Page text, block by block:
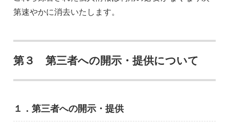
第速やかに消去いたします。
第３ 第三者への開示・提供について
１．第三者への開示・提供